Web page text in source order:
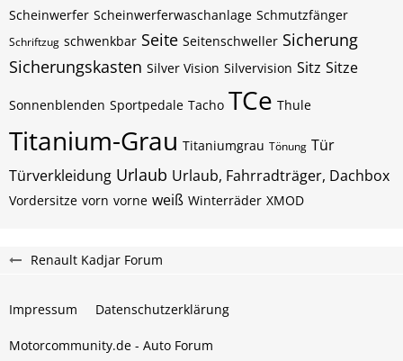
Scheinwerfer Scheinwerferwaschanlage Schmutzfänger
Schriftzug schwenkbar Seite Seitenschweller Sicherung
Sicherungskasten Silver Vision Silvervision Sitz Sitze
Sonnenblenden Sportpedale Tacho TCe Thule
Titanium-Grau Titaniumgrau Tönung Tür
Türverkleidung Urlaub Urlaub, Fahrradträger, Dachbox
Vordersitze vorn vorne weiß Winterräder XMOD
Renault Kadjar Forum
Impressum Datenschutzerklärung
Motorcommunity.de - Auto Forum